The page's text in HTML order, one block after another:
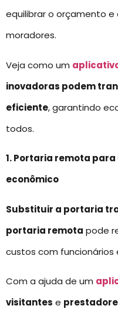
equilibrar o orçamento
moradores.
Veja como um
inovadoras podem
eficiente, garantindo
todos.
1. Portaria remota
econômico
Substituir a portaria
portaria remota pode
custos com funcionários
Com a ajuda de um
visitantes e